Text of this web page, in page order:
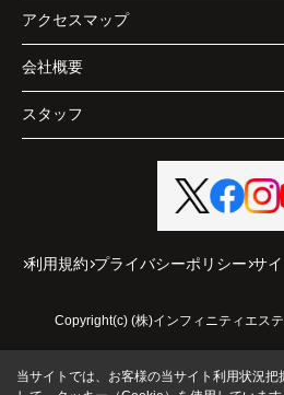
アクセスマップ
会社概要
スタッフ
利用規約 プライバシーポリシー サ
Copyright(c) (株)インフィニティエス
当サイトでは、お客様の当サイト利用状況把